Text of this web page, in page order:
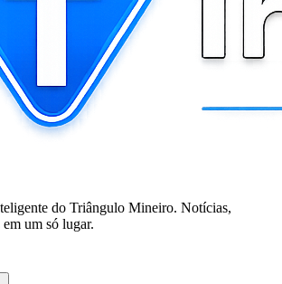
do Triângulo Mineiro. Notícias,
um só lugar.